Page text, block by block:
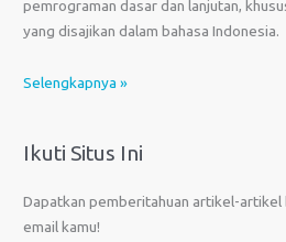
pemrograman dasar dan lanjutan,
yang disajikan dalam bahasa Indonesia.
Selengkapnya »
Ikuti Situs Ini
Dapatkan pemberitahuan artikel-artikel
email kamu!